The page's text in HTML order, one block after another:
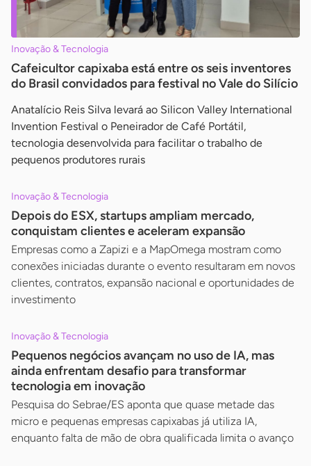
Inovação & Tecnologia
Cafeicultor capixaba está entre os seis inventores
do Brasil convidados para festival no Vale do Silício
Anatalício Reis Silva levará ao Silicon Valley International
Invention Festival o Peneirador de Café Portátil,
tecnologia desenvolvida para facilitar o trabalho de
pequenos produtores rurais
Inovação & Tecnologia
Depois do ESX, startups ampliam mercado,
conquistam clientes e aceleram expansão
Empresas como a Zapizi e a MapOmega mostram como
conexões iniciadas durante o evento resultaram em novos
clientes, contratos, expansão nacional e oportunidades de
investimento
Inovação & Tecnologia
Pequenos negócios avançam no uso de IA, mas
ainda enfrentam desafio para transformar
tecnologia em inovação
Pesquisa do Sebrae/ES aponta que quase metade das
micro e pequenas empresas capixabas já utiliza IA,
enquanto falta de mão de obra qualificada limita o avanço